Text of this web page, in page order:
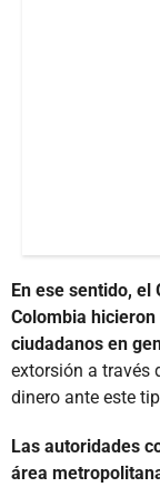
En ese sentido,
Colombia
ciudadanos en
extorsión a través
dinero ante este
Las autoridades
área